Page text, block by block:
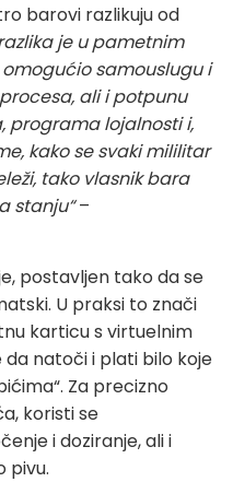
barovi razlikuju od
je u pametnim
samouslugu i
ali i potpunu
programa lojalnosti i,
kako se svaki mililitar
tako vlasnik bara
stanju“ –
postavljen tako da se
U praksi to znači
karticu s virtuelnim
natoči i plati bilo koje
Za precizno
koristi se
i doziranje, ali i
pivu.